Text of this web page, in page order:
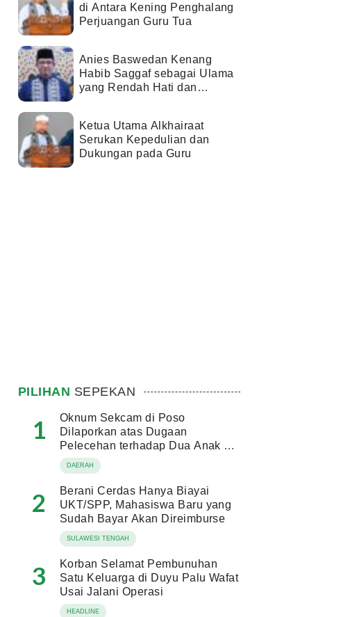
di Antara Kening Penghalang
Perjuangan Guru Tua
Anies Baswedan Kenang
Habib Saggaf sebagai Ulama
yang Rendah Hati dan
Ketua Utama Alkhairaat
Serukan Kepedulian dan
Dukungan pada Guru
PILIHAN SEPEKAN
1
Oknum Sekcam di Poso
Dilaporkan atas Dugaan
Pelecehan terhadap Dua Anak di
Bawah Umur
DAERAH
2
Berani Cerdas Hanya Biayai
UKT/SPP, Mahasiswa Baru yang
Sudah Bayar Akan Direimburse
SULAWESI TENGAH
3
Korban Selamat Pembunuhan
Satu Keluarga di Duyu Palu Wafat
Usai Jalani Operasi
HEADLINE